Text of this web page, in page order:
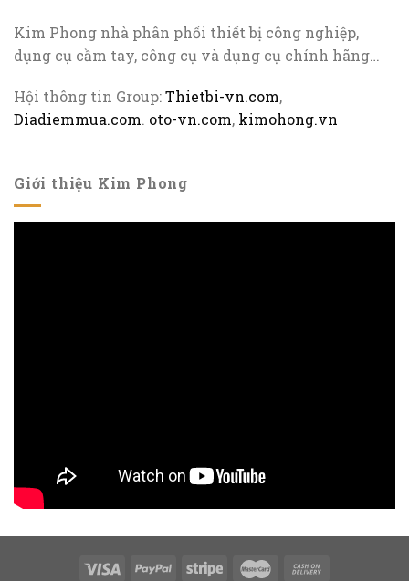
Kim Phong nhà phân phối thiết bị công nghiệp,
dụng cụ cầm tay, công cụ và dụng cụ chính hãng…
Hội thông tin Group:Thietbi-vn.com,
Diadiemmua.com. oto-vn.com, kimohong.vn
Giới thiệu Kim Phong